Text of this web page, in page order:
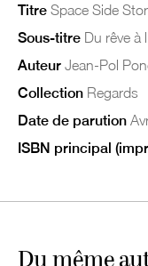
Titre Space Side
Sous-titre Du rêve à
Auteur Jean-Pol
Collection Regards
Date de parution
ISBN principal